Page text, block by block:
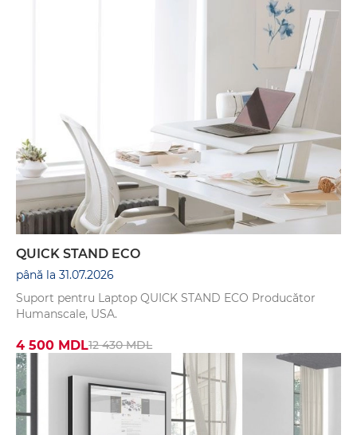
QUICK STAND ECO
până la 31.07.2026
Suport pentru Laptop QUICK STAND ECO Producător
Humanscale, USA.
4 500 MDL12 430 MDL